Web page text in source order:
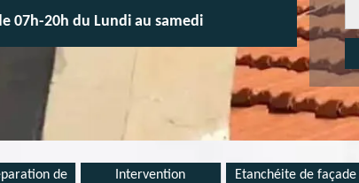
07h-20h du Lundi au samedi
de
Intervention
Etanchéite de façade